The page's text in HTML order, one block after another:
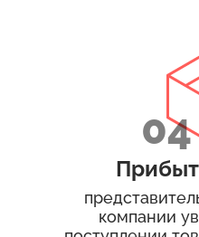
компании